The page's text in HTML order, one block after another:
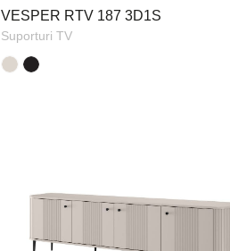
VESPER RTV 187 3D1S
Suporturi TV